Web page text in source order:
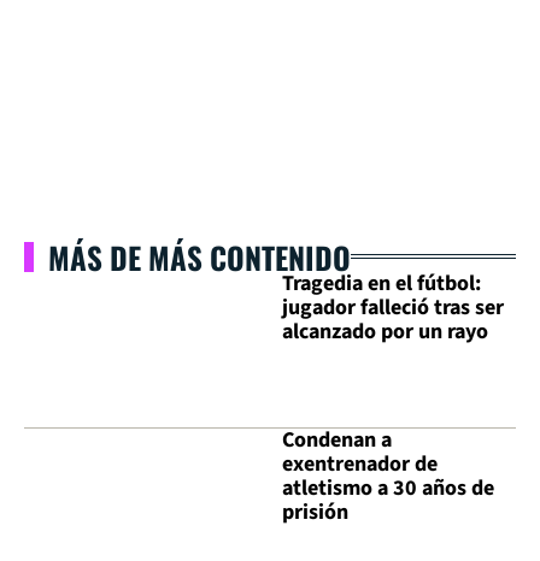
MÁS DE MÁS CONTENIDO
Tragedia en el fútbol:
jugador falleció tras ser
alcanzado por un rayo
Condenan a
exentrenador de
atletismo a 30 años de
prisión